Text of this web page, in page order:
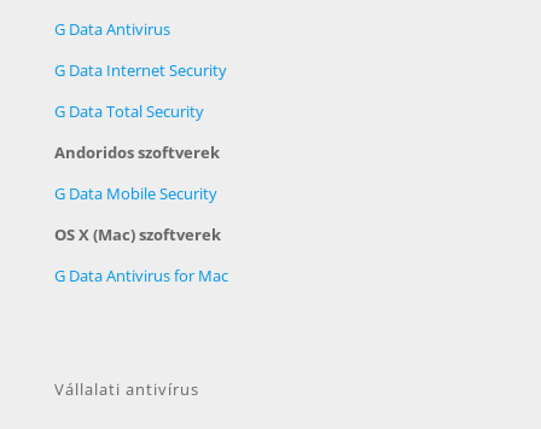
G Data Antivirus
G Data Internet Security
G Data Total Security
Andoridos szoftverek
G Data Mobile Security
OS X (Mac) szoftverek
G Data Antivirus for Mac
Vállalati antivírus